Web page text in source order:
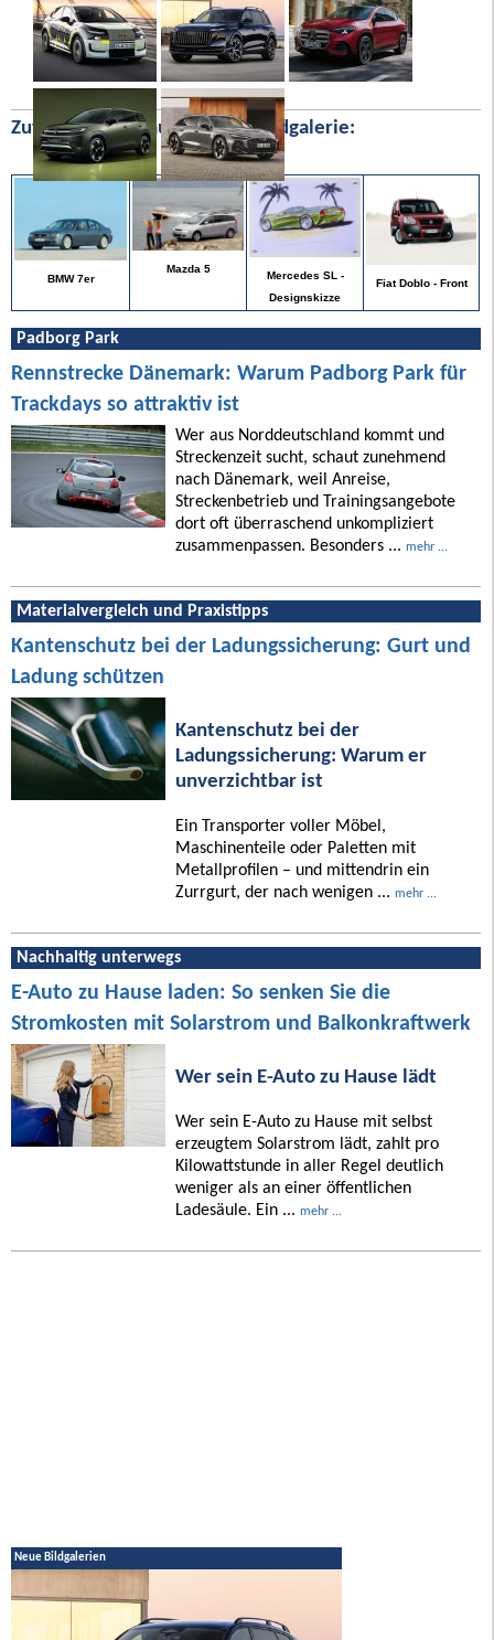
Zufällige Bilder aus unserer Bildgalerie:
BMW 7er
Mazda 5
Mercedes SL -
Designskizze
Fiat Doblo - Front
Padborg Park
Rennstrecke Dänemark: Warum Padborg Park für
Trackdays so attraktiv ist
Wer aus Norddeutschland kommt und
Streckenzeit sucht, schaut zunehmend
nach Dänemark, weil Anreise,
Streckenbetrieb und Trainingsangebote
dort oft überraschend unkompliziert
zusammenpassen. Besonders ... mehr ...
Materialvergleich und Praxistipps
Kantenschutz bei der Ladungssicherung: Gurt und
Ladung schützen
Kantenschutz bei der
Ladungssicherung: Warum er
unverzichtbar ist
Ein Transporter voller Möbel,
Maschinenteile oder Paletten mit
Metallprofilen – und mittendrin ein
Zurrgurt, der nach wenigen ... mehr ...
Nachhaltig unterwegs
E-Auto zu Hause laden: So senken Sie die
Stromkosten mit Solarstrom und Balkonkraftwerk
Wer sein E-Auto zu Hause lädt
Wer sein E-Auto zu Hause mit selbst
erzeugtem Solarstrom lädt, zahlt pro
Kilowattstunde in aller Regel deutlich
weniger als an einer öffentlichen
Ladesäule. Ein ... mehr ...
Neue Bildgalerien